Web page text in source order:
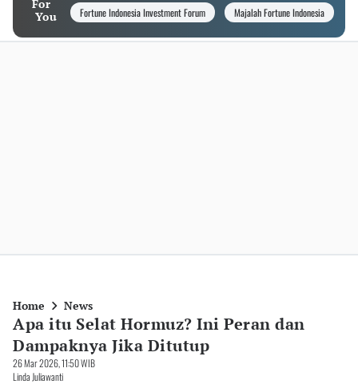
For
You
Fortune Indonesia Investment Forum Majalah Fortune Indonesia
Home News
Apa itu Selat Hormuz? Ini Peran dan
Dampaknya Jika Ditutup
26 Mar 2026, 11:50 WIB
Linda Juliawanti